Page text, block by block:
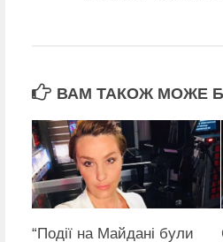
ВАМ ТАКОЖ МОЖЕ
“Події на Майдані були